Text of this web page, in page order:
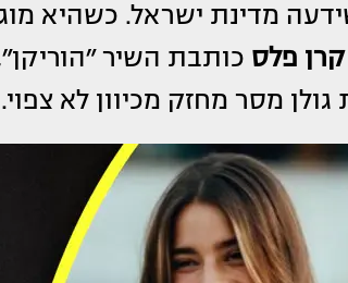
מדינת ישראל. כשהיא
קרן פלס כותבת השיר
מסר מחזק מכיוון לא צפוי.